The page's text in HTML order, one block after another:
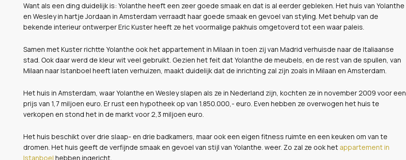
Want als een ding duidelijk is: Yolanthe heeft een zeer goede smaak en dat is al eerder gebleken. Het huis van Yolanthe
en Wesley in hartje Jordaan in Amsterdam verraadt haar goede smaak en gevoel van styling. Met behulp van de
bekende interieur ontwerper Eric Kuster heeft ze het voormalige pakhuis omgetoverd tot een waar paleis.
Samen met Kuster richtte Yolanthe ook het appartement in Milaan in toen zij van Madrid verhuisde naar de Italiaanse
stad. Ook daar werd de kleur wit veel gebruikt. Gezien het feit dat Yolanthe de meubels, en de rest van de spullen, van
Milaan naar Istanboel heeft laten verhuizen, maakt duidelijk dat de inrichting zal zijn zoals in Milaan en Amsterdam.
Het huis in Amsterdam, waar Yolanthe en Wesley slapen als ze in Nederland zijn, kochten ze in november 2009 voor een
prijs van 1,7 miljoen euro. Er rust een hypotheek op van 1.850.000,- euro. Even hebben ze overwogen het huis te
verkopen en stond het in de markt voor 2,3 miljoen euro.
Het huis beschikt over drie slaap- en drie badkamers, maar ook een eigen fitness ruimte en een keuken om van te
dromen. Het huis geeft de verfijnde smaak en gevoel van stijl van Yolanthe. weer. Zo zal ze ook het appartement in
Istanboel hebben ingericht.